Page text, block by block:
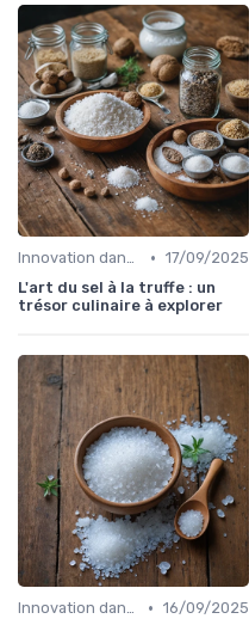
Innovation dans la food • 17/09/2025
L'art du sel à la truffe : un
trésor culinaire à explorer
Innovation dans la food • 16/09/2025